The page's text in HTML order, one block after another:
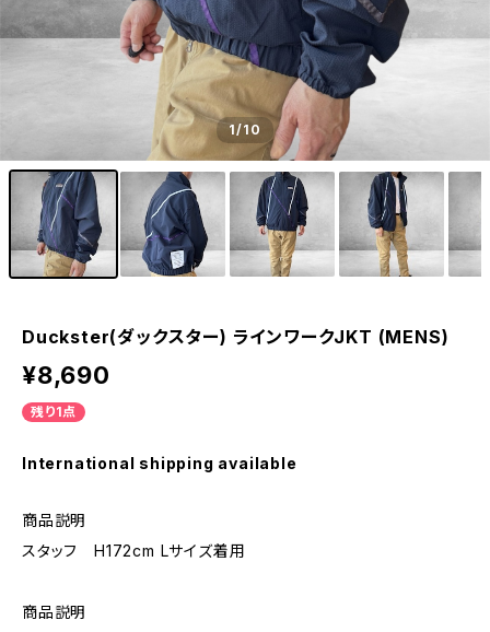
1/10
Duckster(ダックスター) ラインワークJKT (MENS)
¥8,690
残り1点
International shipping available
商品説明
スタッフ H172cm Lサイズ着用
商品説明